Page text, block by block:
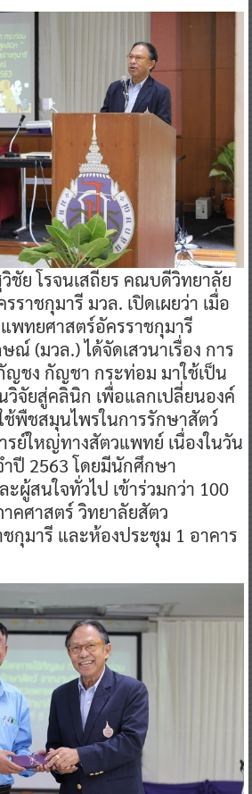
ชัย โรจนเสถียร คณบดีวิทยาลัย
าชกุมารี มวล. เปิดเผยว่า เมื่อ
พทยศาสตร์อัครราชกุมารี
(มวล.) ได้จัดเสวนาเรื่อง การ
ชง กัญชา กระท่อม มาใช้เป็น
วิจัยสู่คลินิก เพื่อแลกเปลี่ยนองค์
ช้พืชสมุนไพรในการรักษาสัตว์
ย์ใหญ่ทางสัตวแพทย์ เนื่องในวัน
ปี 2563 โดยมีนักศึกษา
ผู้สนใจทั่วไป เข้าร่วมกว่า 100
คศาสตร์ วิทยาลัยสัตว
กุมารี และห้องประชุม 1 อาคาร